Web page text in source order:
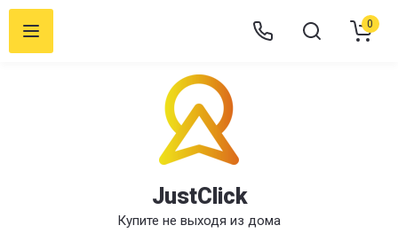
JustClick
Купите не выходя из дома
0